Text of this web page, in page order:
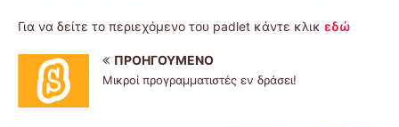
Για να δείτε το περιεχόμενο του padlet κάντε κλικ εδώ
ΠΡΟΗΓΟΎΜΕΝΟ
Μικροί προγραμματιστές εν δράσει!